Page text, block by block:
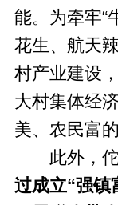
能。为牵牢“
花生、航天
村产业建设
大村集体经
美、农民富
此外，佗
过成立“强镇